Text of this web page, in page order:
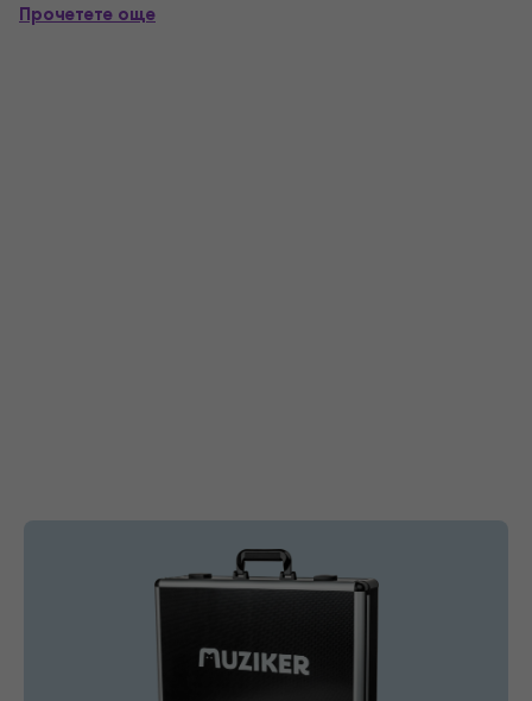
доставят със 100% функционална проверка. Кабелът е
Прочетете още